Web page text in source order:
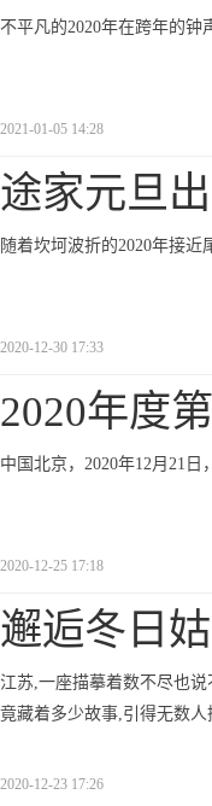
不平凡的2020年在跨年的
2021-01-05 14:28
途家元旦
随着坎坷波折的2020年接
2020-12-30 17:33
2020年度
中国北京，2020年12月21
2020-12-25 17:18
邂逅冬日
江苏,一座描摹着数不尽也
竟藏着多少故事,引得无数人
2020-12-23 17:26